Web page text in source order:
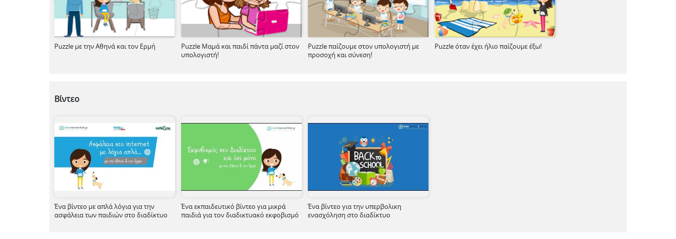
Puzzle με την Αθηνά και τον Ερμή
Puzzle Μαμά και παιδί πάντα μαζί στον
υπολογιστή!
Puzzle παίζουμε στον υπολογιστή με
προσοχή και σύνεση!
Puzzle όταν έχει ήλιο παίζουμε έξω!
Βίντεο
Ένα βίντεο με απλά λόγια για την
ασφάλεια των παιδιών στο διαδίκτυο
Ένα εκπαιδευτικό βίντεο για μικρά
παιδιά για τον διαδικτυακό εκφοβισμό
Ένα βίντεο για την υπερβολικη
ενασχόληση στο διαδίκτυο